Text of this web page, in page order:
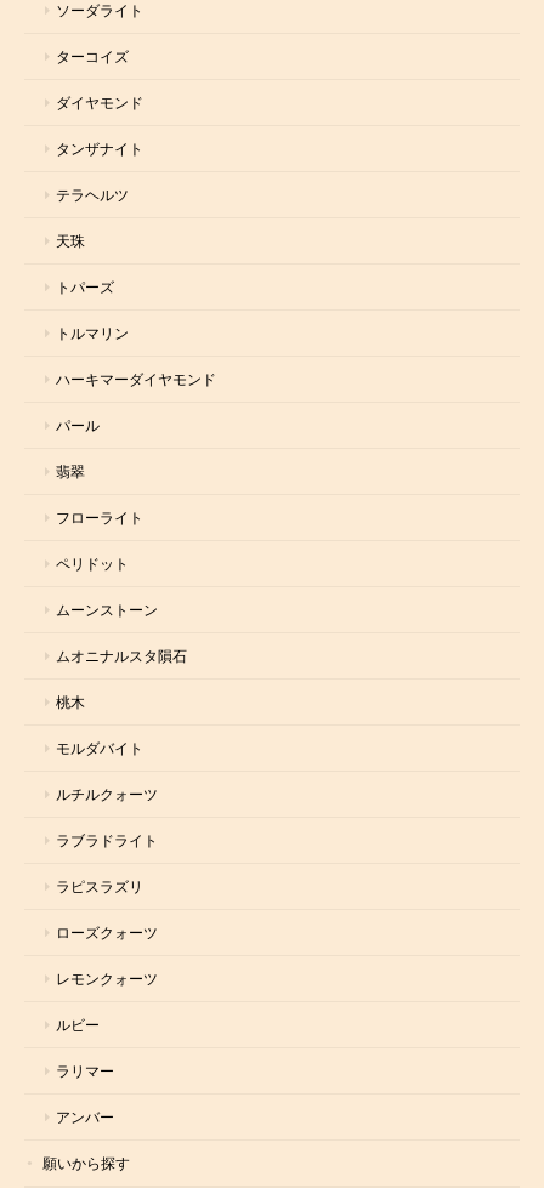
ソーダライト
ターコイズ
ダイヤモンド
タンザナイト
テラヘルツ
天珠
トパーズ
トルマリン
ハーキマーダイヤモンド
パール
翡翠
フローライト
ペリドット
ムーンストーン
ムオニナルスタ隕石
桃木
モルダバイト
ルチルクォーツ
ラブラドライト
ラピスラズリ
ローズクォーツ
レモンクォーツ
ルビー
ラリマー
アンバー
願いから探す